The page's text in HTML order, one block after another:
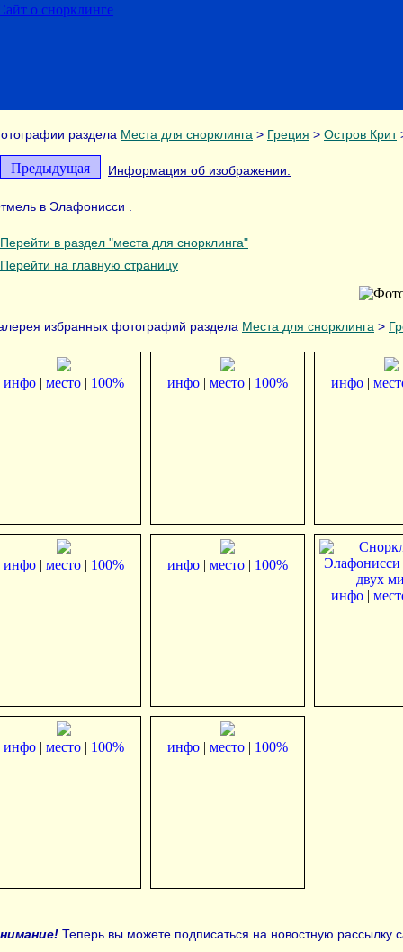
раздела Места для снорклинга > Греция > Остров Крит
Предыдущая Информация об изображении:
в Элафонисси .
Перейти в раздел "места для снорклинга"
Перейти на главную страницу
избранных фотографий раздела Места для снорклинга >
инфо | место | 100% инфо | место | 100% инфо |
инфо | место | 100% инфо | место | 100%
инфо |
инфо | место | 100% инфо | место | 100%
Теперь вы можете подписаться на новостную